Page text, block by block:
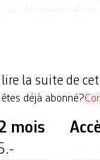
le 28 mars,
la suite de
déjà abonné?
mois